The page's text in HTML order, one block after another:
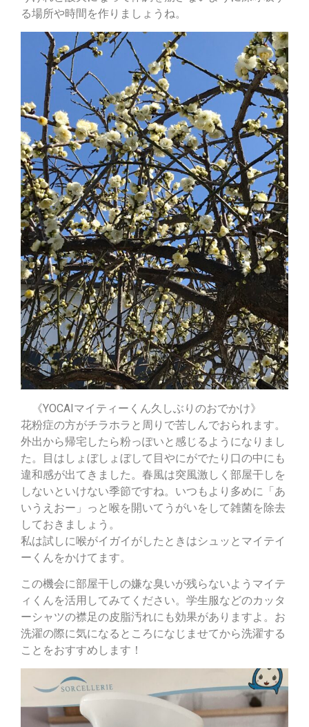
る場所や時間を作りましょうね。
《YOCAIマイティーくん久しぶりのおでかけ》
花粉症の方がチラホラと周りで苦しんでおられます。
外出から帰宅したら粉っぽいと感じるようになりまし
た。目はしょぼしょぼして目やにがでたり口の中にも
違和感が出てきました。春風は突風激しく部屋干しを
しないといけない季節ですね。いつもより多めに「あ
いうえおー」っと喉を開いてうがいをして雑菌を除去
しておきましょう。
私は試しに喉がイガイがしたときはシュッとマイテイ
ーくんをかけてます。
この機会に部屋干しの嫌な臭いが残らないようマイテ
ィくんを活用してみてください。学生服などのカッタ
ーシャツの襟足の皮脂汚れにも効果がありますよ。お
洗濯の際に気になるところになじませてから洗濯する
ことをおすすめします！